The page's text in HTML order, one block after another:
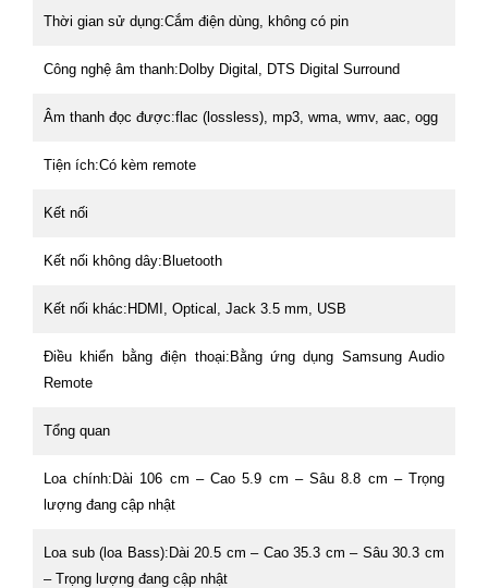
Thời gian sử dụng:Cắm điện dùng, không có pin
Công nghệ âm thanh: Dolby Digital, DTS Digital Surround
Âm thanh đọc được:flac (lossless), mp3, wma, wmv, aac, ogg
Tiện ích:Có kèm remote
Kết nối
Kết nối không dây: Bluetooth
Kết nối khác: HDMI, Optical, Jack 3.5 mm, USB
Điều khiển bằng điện thoại: Bằng ứng dụng Samsung Audio
Remote
Tổng quan
Loa chính: Dài 106 cm – Cao 5.9 cm – Sâu 8.8 cm – Trọng
lượng đang cập nhật
Loa sub (loa Bass): Dài 20.5 cm – Cao 35.3 cm – Sâu 30.3 cm
– Trọng lượng đang cập nhật